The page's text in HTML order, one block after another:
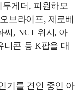
게더, 피원하모
브라이프, 제로베
씨, NCT 위시, 아
니콘 등 K팝을 대
기를 견인 중인 아